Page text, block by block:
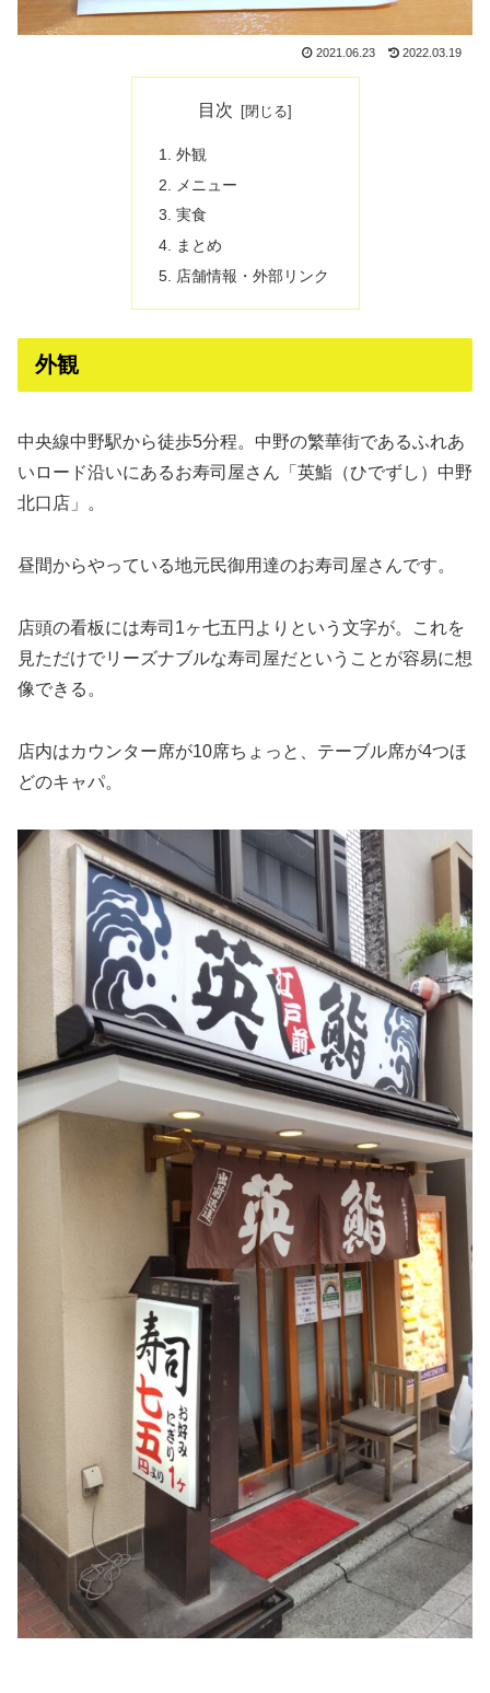
2021.06.23 2022.03.19
目次
外観
メニュー
実食
まとめ
店舗情報・外部リンク
外観
中央線中野駅から徒歩5分程。中野の繁華街であるふれあ
いロード沿いにあるお寿司屋さん「英鮨（ひでずし）中野
北口店」。
昼間からやっている地元民御用達のお寿司屋さんです。
店頭の看板には寿司1ヶ七五円よりという文字が。これを
見ただけでリーズナブルな寿司屋だということが容易に想
像できる。
店内はカウンター席が10席ちょっと、テーブル席が4つほ
どのキャパ。